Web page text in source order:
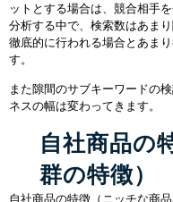
ットとする場合は、競合相手
分析する中で、検索数はあま
徹底的に行われる場合とあま
す。
また隙間のサブキーワードの
ネスの幅は変わってきます。
自社商品の
群の特徴）
自社商品の特徴（ニッチな商品